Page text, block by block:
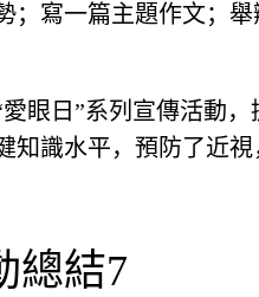
；寫一篇主題作文；舉
眼日”系列宣傳活動，
知識水平，預防了近視
總結7